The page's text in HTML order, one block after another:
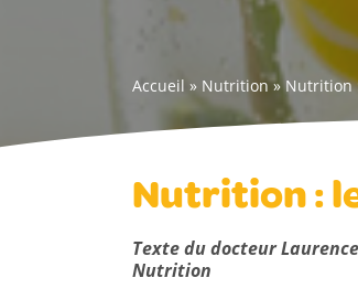
Accueil » Nutrition»Nutrition
Nutrition :
Texte du docteur
Nutrition